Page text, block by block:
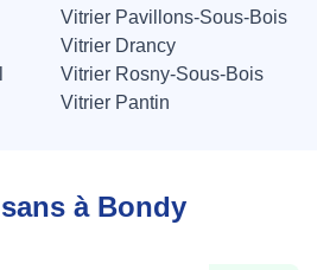
Vitrier Pavillons-Sous-Bois
Vitrier Drancy
Vitrier Rosny-Sous-Bois
Vitrier Pantin
à Bondy